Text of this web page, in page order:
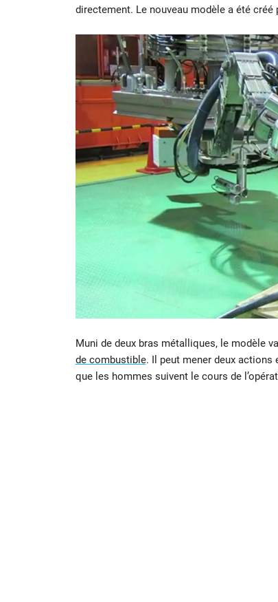
directement. Le nouveau modèle a été
Muni de deux bras métalliques, le modèle
de combustible. Il peut mener deux actions
que les hommes suivent le cours de